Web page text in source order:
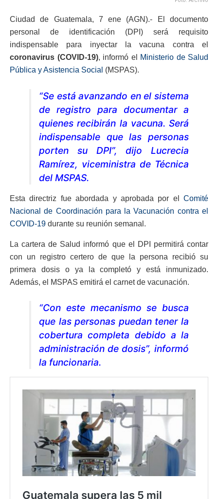
Ciudad de Guatemala, 7 ene (AGN).- El documento
personal de identificación (DPI) será requisito
indispensable para inyectar la vacuna contra el
coronavirus (COVID-19), informó el
Ministerio de Salud
Pública y Asistencia Social (MSPAS).
“Se está avanzando en el sistema
de registro para documentar a
quienes recibirán la vacuna. Será
indispensable que las personas
porten su DPI”, dijo Lucrecia
Ramírez, viceministra de Técnica
del MSPAS.
Esta directriz fue abordada y aprobada por el Comité
Nacional de Coordinación para la Vacunación contra el
COVID-19 durante su reunión semanal.
La cartera de Salud informó que el DPI permitirá contar
con un registro certero de que la persona recibió su
primera dosis o ya la completó y está inmunizado.
Además, el MSPAS emitirá el carnet de vacunación.
“Con este mecanismo se busca
que las personas puedan tener la
cobertura completa debido a la
administración de dosis”, informó
la funcionaria.